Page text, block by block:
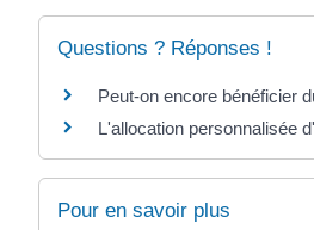
Questions ? Réponses !
Peut-on encore bénéficier
L'allocation personnalisée
Pour en savoir plus